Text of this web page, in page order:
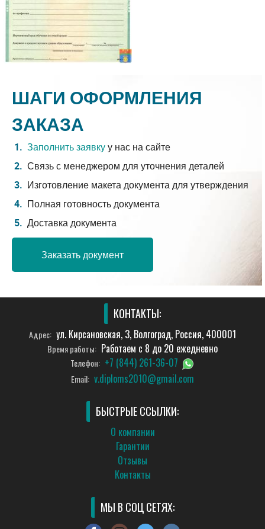
ШАГИ ОФОРМЛЕНИЯ
ЗАКАЗА
Заполнить заявкуу нас на сайте
Связь с менеджером для уточнения деталей
Изготовление макета документа для утверждения
Полная готовность документа
Доставка документа
Заказать документ
КОНТАКТЫ:
Адрес: ул. Кирсановская, 3, Волгоград, Россия, 400001
Время работы: Работаем с 8 до 20 ежедневно
Телефон: +7 (844) 261-36-07
Email: v.diploms2010@gmail.com
БЫСТРЫЕ ССЫЛКИ:
О компании
Гарантии
Отзывы
Контакты
МЫ В СОЦ СЕТЯХ: